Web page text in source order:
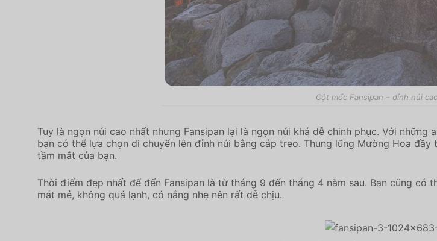
Cột mốc Fansipan – đỉnh núi
Tuy là ngọn núi cao nhất nhưng Fansipan lại là ngọn núi khá dễ chinh phục. Với
bạn có thể lựa chọn di chuyển lên đỉnh núi bằng cáp treo. Thung lũng Mường Hoa
tầm mắt của bạn.
Thời điểm đẹp nhất để đến Fansipan là từ tháng 9 đến tháng 4 năm sau. Bạn cũng
mát mẻ, không quá lạnh, có nắng nhẹ nên rất dễ chịu.